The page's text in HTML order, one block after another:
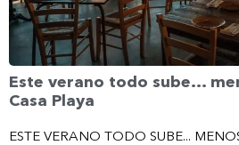
Este verano todo sube…
Casa Playa
ESTE VERANO TODO SUBE...